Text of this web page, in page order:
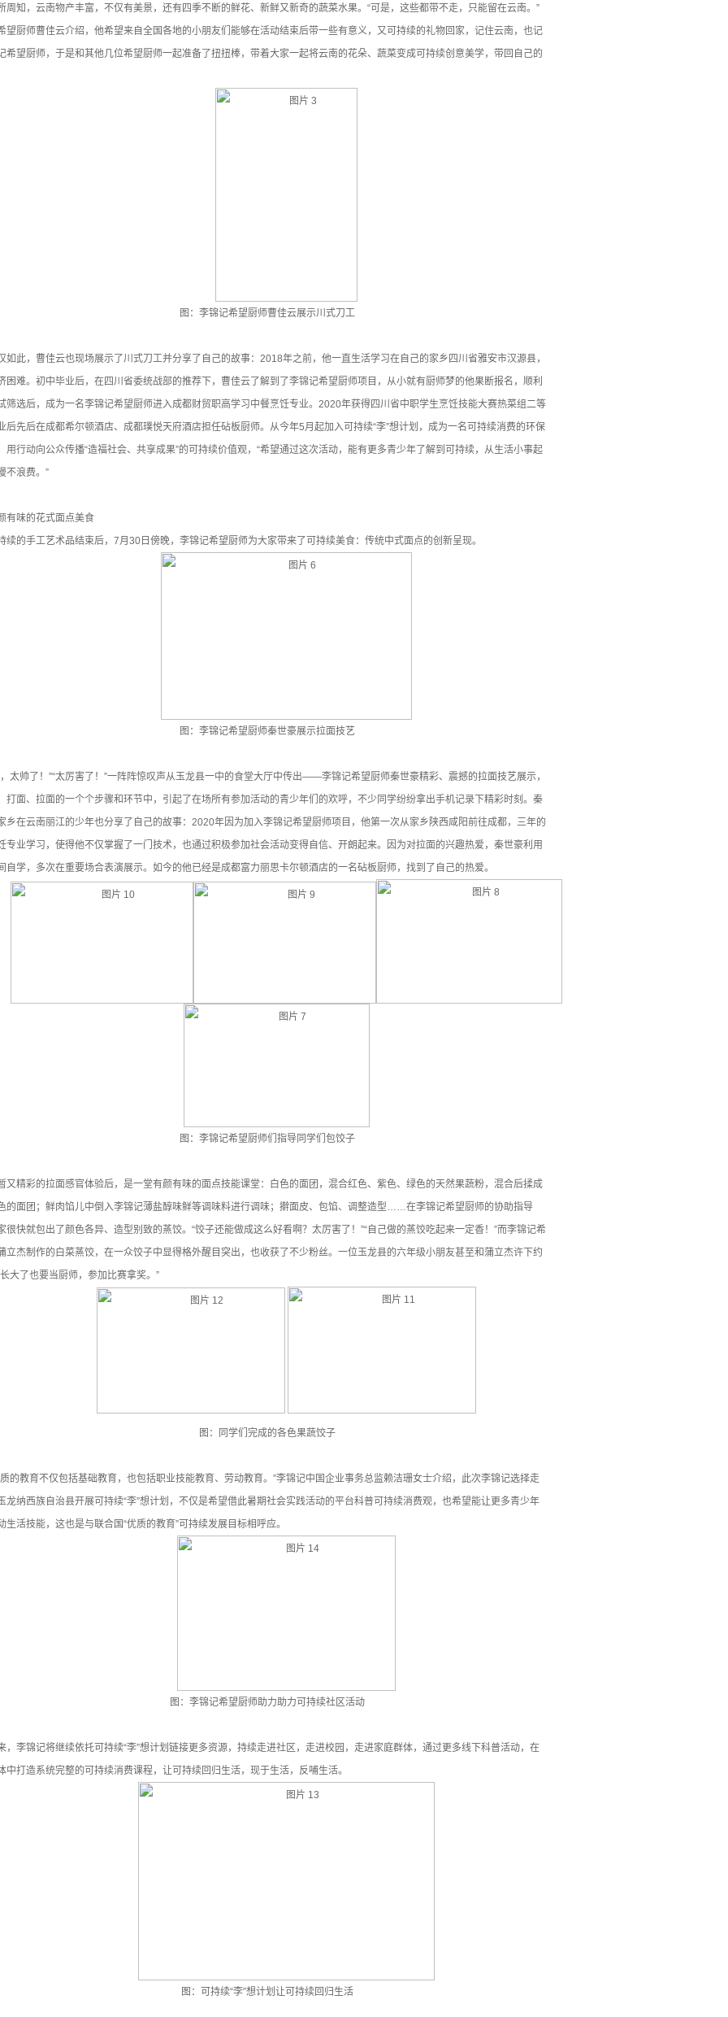
周知，云南物产丰富，不仅有美景，还有四季不断的鲜花、新鲜又新奇的蔬菜水果。“可是，这些都带不走，只能留在云南。”
望厨师曹佳云介绍，他希望来自全国各地的小朋友们能够在活动结束后带一些有意义，又可持续的礼物回家，记住云南，也记
希望厨师，于是和其他几位希望厨师一起准备了扭扭棒，带着大家一起将云南的花朵、蔬菜变成可持续创意美学，带回自己的
图：李锦记希望厨师曹佳云展示川式刀工
如此，曹佳云也现场展示了川式刀工并分享了自己的故事：2018年之前，他一直生活学习在自己的家乡四川省雅安市汉源县，
困难。初中毕业后，在四川省委统战部的推荐下，曹佳云了解到了李锦记希望厨师项目，从小就有厨师梦的他果断报名，顺利
筛选后，成为一名李锦记希望厨师进入成都财贸职高学习中餐烹饪专业。2020年获得四川省中职学生烹饪技能大赛热菜组二等
后先后在成都希尔顿酒店、成都璞悦天府酒店担任砧板厨师。从今年5月起加入可持续“李”想计划，成为一名可持续消费的环保
用行动向公众传播“造福社会、共享成果”的可持续价值观，“希望通过这次活动，能有更多青少年了解到可持续，从生活小事起
不浪费。”
有味的花式面点美食
续的手工艺术品结束后，7月30日傍晚，李锦记希望厨师为大家带来了可持续美食：传统中式面点的创新呈现。
图：李锦记希望厨师秦世豪展示拉面技艺
，太帅了！”“太厉害了！”一阵阵惊叹声从玉龙县一中的食堂大厅中传出——李锦记希望厨师秦世豪精彩、震撼的拉面技艺展示，
打面、拉面的一个个步骤和环节中，引起了在场所有参加活动的青少年们的欢呼，不少同学纷纷拿出手机记录下精彩时刻。秦
乡在云南丽江的少年也分享了自己的故事：2020年因为加入李锦记希望厨师项目，他第一次从家乡陕西咸阳前往成都，三年的
专业学习，使得他不仅掌握了一门技术，也通过积极参加社会活动变得自信、开朗起来。因为对拉面的兴趣热爱，秦世豪利用
自学，多次在重要场合表演展示。如今的他已经是成都富力丽思卡尔顿酒店的一名砧板厨师，找到了自己的热爱。
图：李锦记希望厨师们指导同学们包饺子
又精彩的拉面感官体验后，是一堂有颜有味的面点技能课堂：白色的面团，混合红色、紫色、绿色的天然果蔬粉，混合后揉成
的面团；鲜肉馅儿中倒入李锦记薄盐醇味鲜等调味料进行调味；擀面皮、包馅、调整造型……在李锦记希望厨师的协助指导
很快就包出了颜色各异、造型别致的蒸饺。“饺子还能做成这么好看啊？太厉害了！”“自己做的蒸饺吃起来一定香！”而李锦记希
立杰制作的白菜蒸饺，在一众饺子中显得格外醒目突出，也收获了不少粉丝。一位玉龙县的六年级小朋友甚至和蒲立杰许下约
大了也要当厨师，参加比赛拿奖。”
图：同学们完成的各色果蔬饺子
质的教育不仅包括基础教育，也包括职业技能教育、劳动教育。”李锦记中国企业事务总监赖洁珊女士介绍，此次李锦记选择走
龙纳西族自治县开展可持续“李”想计划，不仅是希望借此暑期社会实践活动的平台科普可持续消费观，也希望能让更多青少年
生活技能，这也是与联合国“优质的教育”可持续发展目标相呼应。
图：李锦记希望厨师助力助力可持续社区活动
，李锦记将继续依托可持续“李”想计划链接更多资源，持续走进社区，走进校园，走进家庭群体，通过更多线下科普活动，在
中打造系统完整的可持续消费课程，让可持续回归生活，现于生活，反哺生活。
图：可持续“李”想计划让可持续回归生活